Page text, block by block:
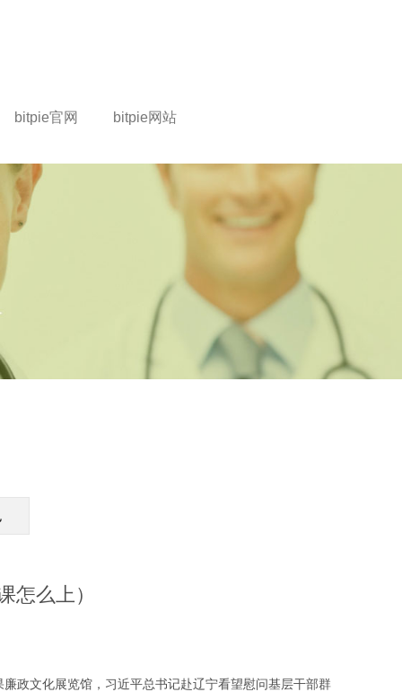
bitpie官网 bitpie网站
怎么上）
政文化展览馆，习近平总书记赴辽宁看望慰问基层干部群